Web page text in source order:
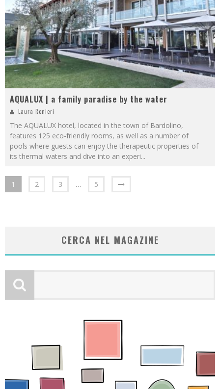
AQUALUX | a family paradise by the water
Laura Renieri
The AQUALUX hotel, located in the town of Bardolino,
features 125 eco-friendly rooms, as well as a number of
pools where guests can enjoy the therapeutic properties of
its thermal waters and dive into an experi...
1 2 3 … 5
CERCA NEL MAGAZINE